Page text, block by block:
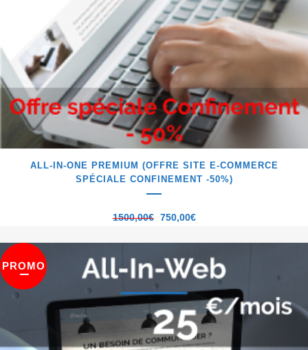
ALL-IN-ONE PREMIUM (OFFRE SITE E-COMMERCE
SPÉCIALE CONFINEMENT -50%)
1500,00€ 750,00€
PROMO